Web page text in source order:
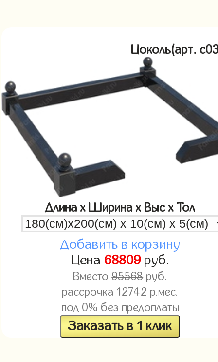
Цоколь(арт.
Длина x Ширина x Выс x Тол
Добавить в корзину
Цена 68809руб.
Вместо95568руб.
рассрочка 12742 р.мес.
под 0% без предоплаты
Заказать в 1 клик